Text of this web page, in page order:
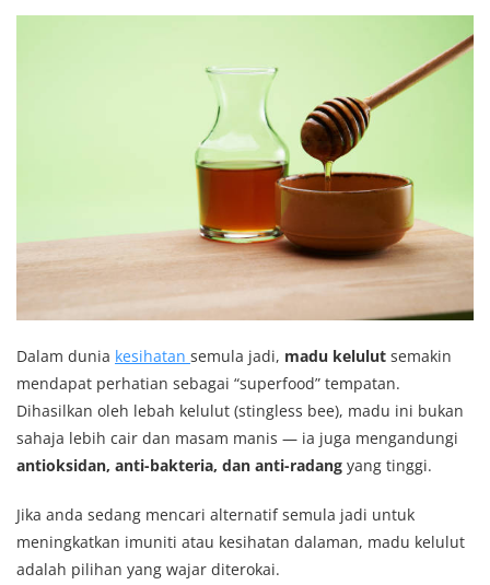
Dalam dunia kesihatan semula jadi, madu kelulut semakin
mendapat perhatian sebagai “superfood” tempatan.
Dihasilkan oleh lebah kelulut (stingless bee), madu ini bukan
sahaja lebih cair dan masam manis — ia juga mengandungi
antioksidan, anti-bakteria, dan anti-radang yang tinggi.
Jika anda sedang mencari alternatif semula jadi untuk
meningkatkan imuniti atau kesihatan dalaman, madu kelulut
adalah pilihan yang wajar diterokai.